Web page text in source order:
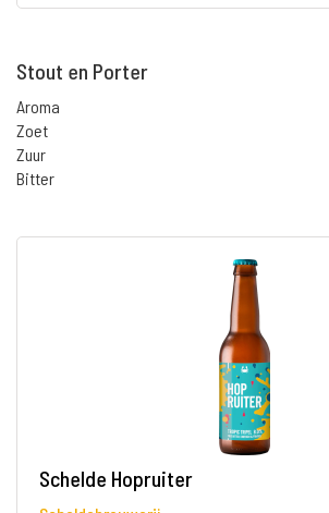
Stout en Porter
Aroma
Zoet
Zuur
Bitter
Schelde Hopruiter